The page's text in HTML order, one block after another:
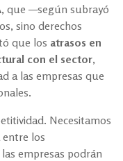
, que —según subrayó
sino derechos
que los atrasos en
con el sector,
a las empresas que
Necesitamos
entre los
empresas podrán